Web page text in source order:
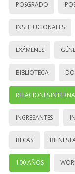
POSGRADO
INSTITUCIONALES
EXÁMENES
BIBLIOTECA
RELACIONES
INGRESANTES
BECAS
100 AÑOS